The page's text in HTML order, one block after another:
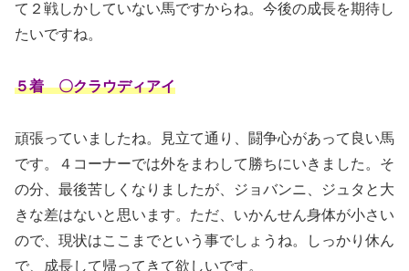
て２戦しかしていない馬ですからね。今後の成長を期待し
たいですね。
５着 〇クラウディアイ
頑張っていましたね。見立て通り、闘争心があって良い馬
です。４コーナーでは外をまわして勝ちにいきました。そ
の分、最後苦しくなりましたが、ジョバンニ、ジュタと大
きな差はないと思います。ただ、いかんせん身体が小さい
ので、現状はここまでという事でしょうね。しっかり休ん
で、成長して帰ってきて欲しいです。